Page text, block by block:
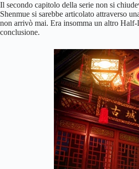
Il secondo capitolo della serie non si
Shenmue si sarebbe articolato attraverso
non arrivò mai. Era insomma un altro
conclusione.